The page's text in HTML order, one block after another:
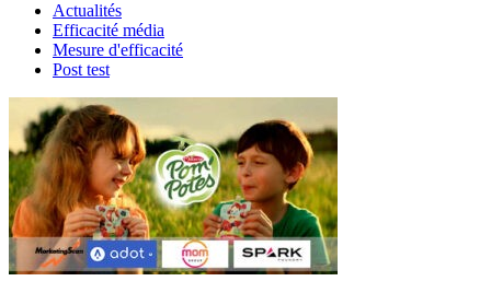
Actualités
Efficacité média
Mesure d'efficacité
Post test